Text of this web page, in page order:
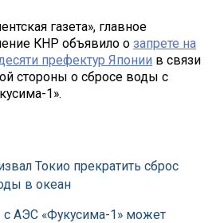
газета», главное
КНР объявило о запрете на
префектур Японии в связи
стороны о сбросе воды с
1».
Токио прекратить сброс
в океан
АЭС «Фукусима-1» может